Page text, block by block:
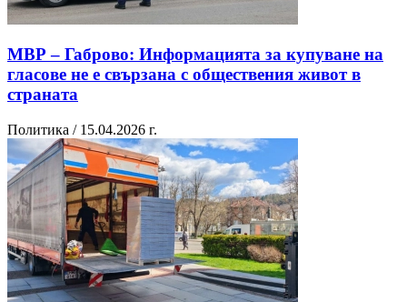
МВР – Габрово: Информацията за купуване на
гласове не е свързана с обществения живот в
страната
Политика / 15.04.2026 г.